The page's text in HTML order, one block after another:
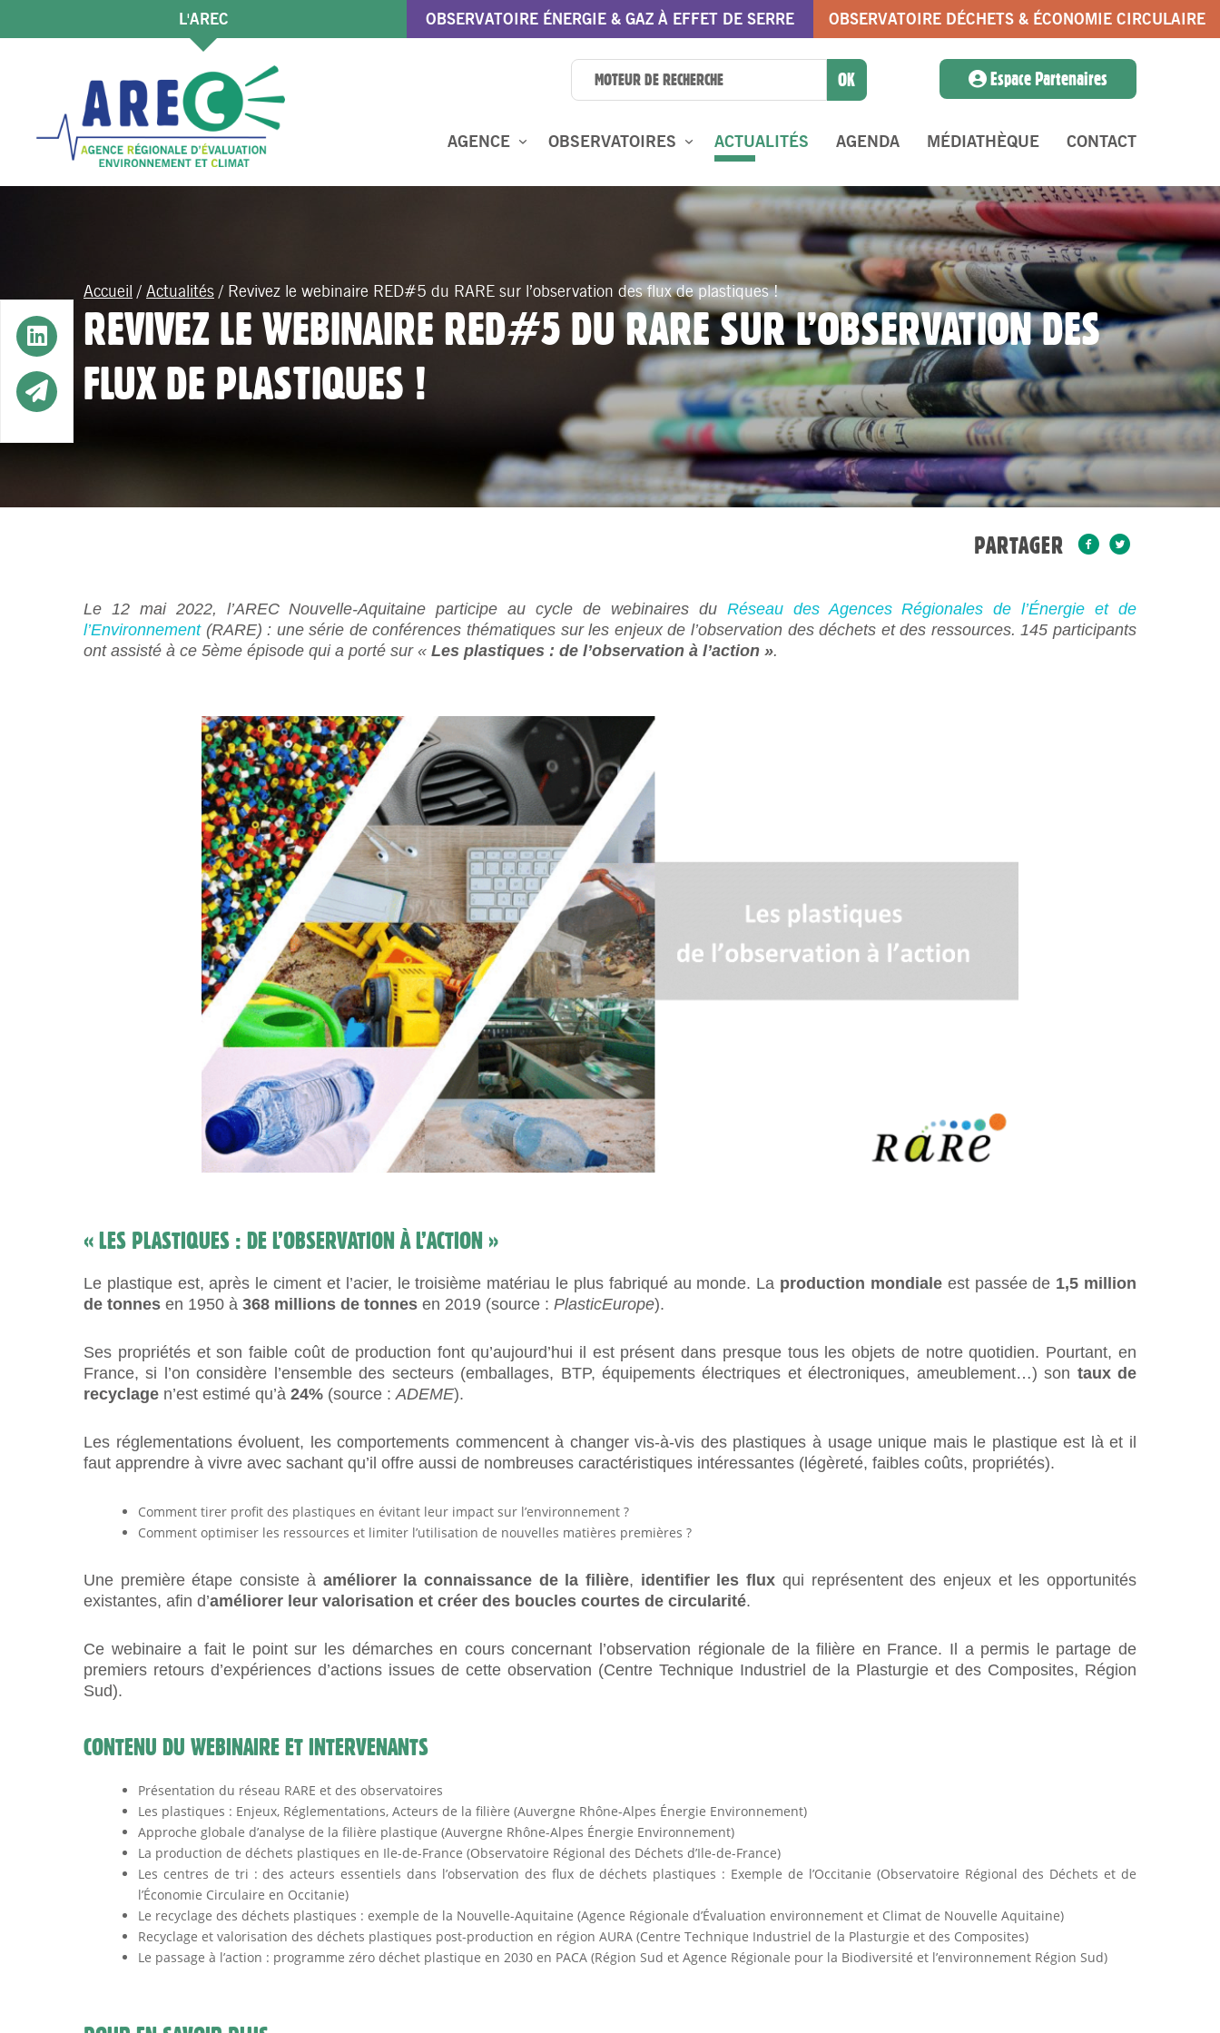
L'AREC OBSERVATOIRE ÉNERGIE & GAZ À EFFET DE SERRE OBSERVATOIRE DÉCHETS & ÉCONOMIE CIRCULAIRE
Espace Partenaires
AGENCE OBSERVATOIRES ACTUALITÉS AGENDA MÉDIATHÈQUE CONTACT
Accueil / Actualités / Revivez le webinaire RED#5 du RARE sur l’observation des flux de plastiques !
REVIVEZ LE WEBINAIRE RED#5 DU RARE SUR L’OBSERVATION DES
FLUX DE PLASTIQUES !
PARTAGER
Le 12 mai 2022, l’AREC Nouvelle-Aquitaine participe au cycle de webinaires du Réseau des Agences Régionales de l’Énergie et de
l’Environnement(RARE) : une série de conférences thématiques sur les enjeux de l’observation des déchets et des ressources. 145 participants
ont assisté à ce 5ème épisode qui a porté sur « Les plastiques : de l’observation à l’action ».
« LES PLASTIQUES : DE L’OBSERVATION À L’ACTION »
Le plastique est, après le ciment et l’acier, le troisième matériau le plus fabriqué au monde. La production mondialeest passée de 1,5 million
de tonnes en 1950 à 368 millions de tonnes en 2019 (source : PlasticEurope).
Ses propriétés et son faible coût de production font qu’aujourd’hui il est présent dans presque tous les objets de notre quotidien. Pourtant, en
France, si l’on considère l’ensemble des secteurs (emballages, BTP, équipements électriques et électroniques, ameublement…) son taux de
recyclage n’est estimé qu’à 24% (source : ADEME).
Les réglementations évoluent, les comportements commencent à changer vis-à-vis des plastiques à usage unique mais le plastique est là et il
faut apprendre à vivre avec sachant qu’il offre aussi de nombreuses caractéristiques intéressantes (légèreté, faibles coûts, propriétés).
Comment tirer profit des plastiques en évitant leur impact sur l’environnement ?
Comment optimiser les ressources et limiter l’utilisation de nouvelles matières premières ?
Une première étape consiste à améliorer la connaissance de la filière, identifier les flux qui représentent des enjeux et les opportunités
existantes, afin d’améliorer leur valorisation et créer des boucles courtes de circularité.
Ce webinaire a fait le point sur les démarches en cours concernant l’observation régionale de la filière en France. Il a permis le partage de
premiers retours d’expériences d’actions issues de cette observation (Centre Technique Industriel de la Plasturgie et des Composites, Région
Sud).
CONTENU DU WEBINAIRE ET INTERVENANTS
Présentation du réseau RARE et des observatoires
Les plastiques : Enjeux, Réglementations, Acteurs de la filière (Auvergne Rhône-Alpes Énergie Environnement)
Approche globale d’analyse de la filière plastique (Auvergne Rhône-Alpes Énergie Environnement)
La production de déchets plastiques en Ile-de-France (Observatoire Régional des Déchets d’Ile-de-France)
Les centres de tri : des acteurs essentiels dans l’observation des flux de déchets plastiques : Exemple de l’Occitanie (Observatoire Régional des Déchets et de
l’Économie Circulaire en Occitanie)
Le recyclage des déchets plastiques : exemple de la Nouvelle-Aquitaine (Agence Régionale d’Évaluation environnement et Climat de Nouvelle Aquitaine)
Recyclage et valorisation des déchets plastiques post-production en région AURA (Centre Technique Industriel de la Plasturgie et des Composites)
Le passage à l’action : programme zéro déchet plastique en 2030 en PACA (Région Sud et Agence Régionale pour la Biodiversité et l’environnement Région Sud)
Button
Button